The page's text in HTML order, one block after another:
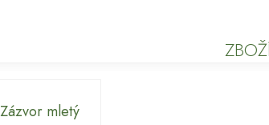
Zázvor mletý